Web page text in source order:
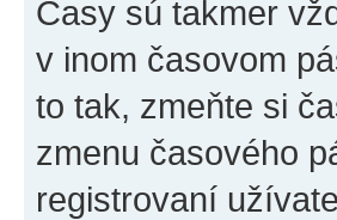
Časy sú takmer
v inom časovom
to tak, zmeňte si
zmenu časového
registrovaní